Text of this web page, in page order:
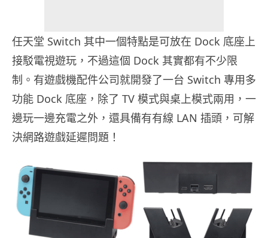
任天堂 Switch 其中一個特點是可放在 Dock 底座上
接駁電視遊玩，不過這個 Dock 其實都有不少限
制。有遊戲機配件公司就開發了一台 Switch 專用多
功能 Dock 底座，除了 TV 模式與桌上模式兩用，一
邊玩一邊充電之外，還具備有有線 LAN 插頭，可解
決網路遊戲延遲問題！